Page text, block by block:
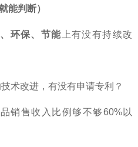
能判断）
环保、节能 上有没有持续改
术改进，有没有申请专利？
销售收入比例够不够60%以